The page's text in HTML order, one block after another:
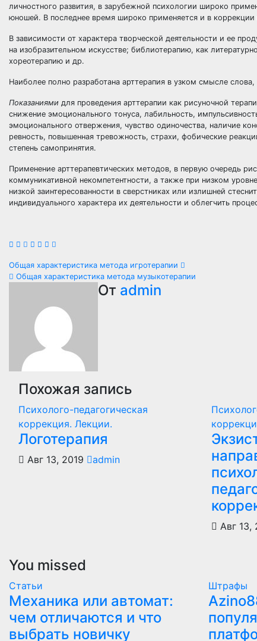
личностного развития, в зарубежной психологии широко
юношей. В последнее время широко применяется и в
В зависимости от характера творческой деятельности и ее
на изобразительном искусстве; библиотерапию, как
хореотерапию и др.
Наиболее полно разработана арттерапия в узком смысле
Показаниями для проведения арттерапии как рисуночной
снижение эмоционального тонуса, лабильность,
эмоционального отвержения, чувство одиночества, наличие
ревность, повышенная тревожность, страхи, фобические
степень самопринятия.
Применение арттерапевтических методов, в первую очередь
коммуникативной некомпетентности, а также при низком
низкой заинтересованности в сверстниках или излишней
индивидуального характера их деятельности и облегчить
Навигация
записям
Общая характеристика метода игротерапии
Общая характеристика метода музыкотерапии
От admin
Похожая запись
Психолого-педагогическая
коррекция. Лекции.
Логотерапия
Авг 13, 2019 admin
Авг 13,
You missed
Статьи
Механика или автомат:
чем отличаются и что
выбрать новичку
Штрафы